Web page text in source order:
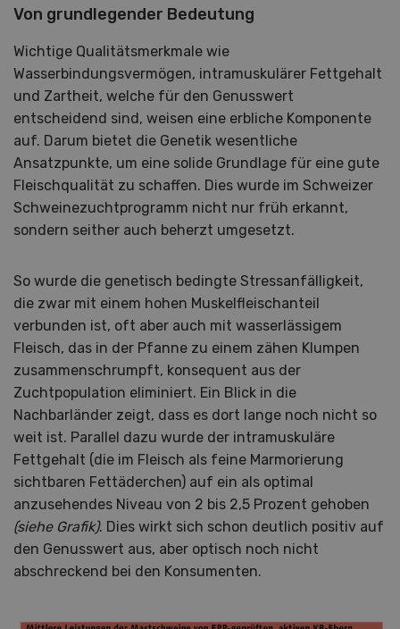
Von grundlegender Bedeutung
Wichtige Qualitätsmerkmale wie
Wasserbindungsvermögen, intramuskulärer Fettgehalt
und Zartheit, welche für den Genusswert
entscheidend sind, weisen eine erbliche Komponente
auf. Darum bietet die Genetik wesentliche
Ansatzpunkte, um eine solide Grundlage für eine gute
Fleischqualität zu schaffen. Dies wurde im Schweizer
Schweinezuchtprogramm nicht nur früh erkannt,
sondern seither auch beherzt umgesetzt.
So wurde die genetisch bedingte Stressanfälligkeit,
die zwar mit einem hohen Muskelfleischanteil
verbunden ist, oft aber auch mit wasserlässigem
Fleisch, das in der Pfanne zu einem zähen Klumpen
zusammenschrumpft, konsequent aus der
Zuchtpopulation eliminiert. Ein Blick in die
Nachbarländer zeigt, dass es dort lange noch nicht so
weit ist. Parallel dazu wurde der intramuskuläre
Fettgehalt (die im Fleisch als feine Marmorierung
sichtbaren Fettäderchen) auf ein als optimal
anzusehendes Niveau von 2 bis 2,5 Prozent gehoben
(siehe Grafik). Dies wirkt sich schon deutlich positiv auf
den Genusswert aus, aber optisch noch nicht
abschreckend bei den Konsumenten.